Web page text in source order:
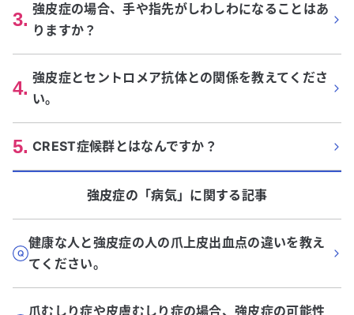
3. 強皮症の場合、手や指先がしわしわになることはあ
りますか？
4. 強皮症とセントロメア抗体との関係を教えてくださ
い。
5. CREST症候群とはなんですか？
強皮症の「病気」に関する記事
健康な人と強皮症の人の爪上皮出血点の違いを教え
てください。
爪むしり症や皮膚むしり症の場合、強皮症の可能性